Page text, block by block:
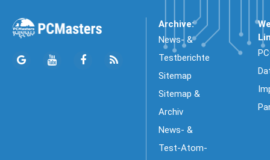
Archive:
News- &
Testberichte
Sitemap
Sitemap &
Archiv
News- &
Test-Atom-